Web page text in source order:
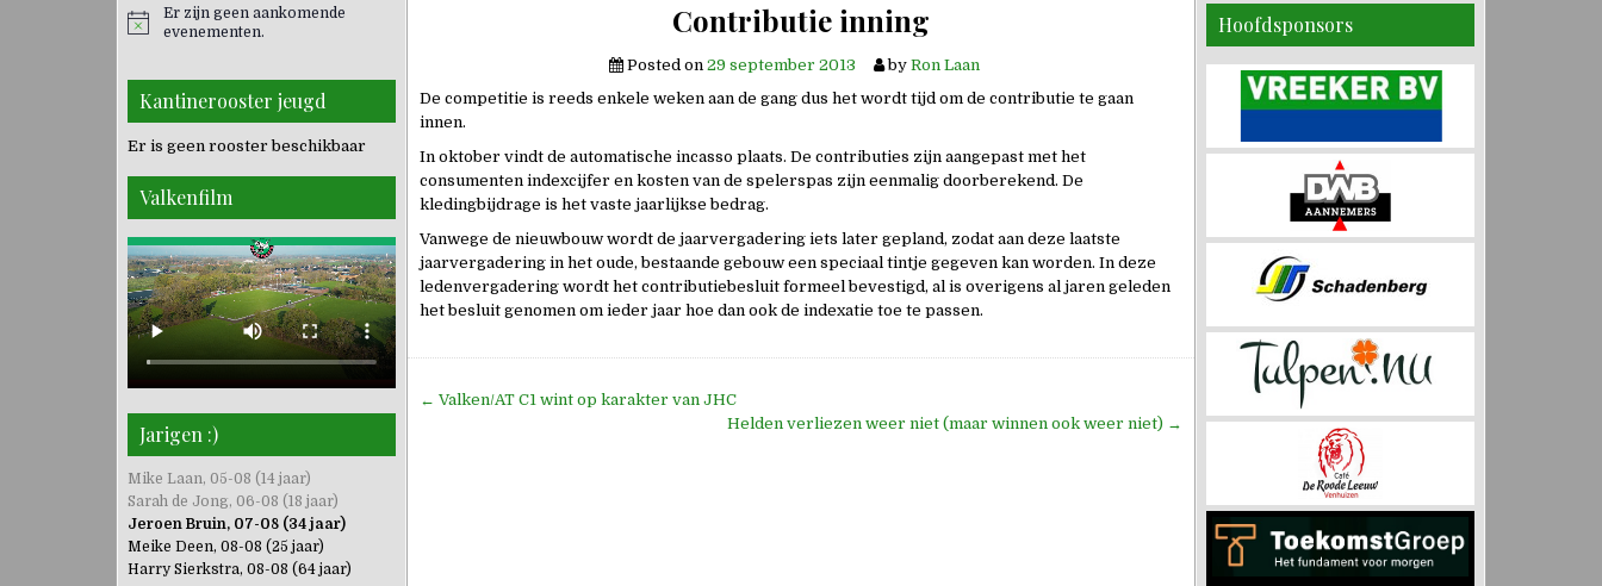
Contributie inning
Posted on 29 september 2013 by Ron Laan
De competitie is reeds enkele weken aan de gang dus het wordt tijd om de contributie te gaan
innen.
In oktober vindt de automatische incasso plaats. De contributies zijn aangepast met het
consumenten indexcijfer en kosten van de spelerspas zijn eenmalig doorberekend. De
kledingbijdrage is het vaste jaarlijkse bedrag.
Vanwege de nieuwbouw wordt de jaarvergadering iets later gepland, zodat aan deze laatste
jaarvergadering in het oude, bestaande gebouw een speciaal tintje gegeven kan worden. In deze
ledenvergadering wordt het contributiebesluit formeel bevestigd, al is overigens al jaren geleden
het besluit genomen om ieder jaar hoe dan ook de indexatie toe te passen.
Bericht
← Valken/AT C1 wint op karakter van JHC
Helden verliezen weer niet (maar winnen ook weer niet) →
Er zijn geen aankomende
evenementen.
Kantinerooster jeugd
Er is geen rooster beschikbaar
Valkenfilm
Jarigen :)
Mike Laan, 05-08 (14 jaar)
Sarah de Jong, 06-08 (18 jaar)
Jeroen Bruin, 07-08 (34 jaar)
Meike Deen, 08-08 (25 jaar)
Harry Sierkstra, 08-08 (64 jaar)
Hoofdsponsors